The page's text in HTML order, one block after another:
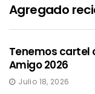
Agregado
Tenemos cartel
Amigo 2026
Julio 18, 2026